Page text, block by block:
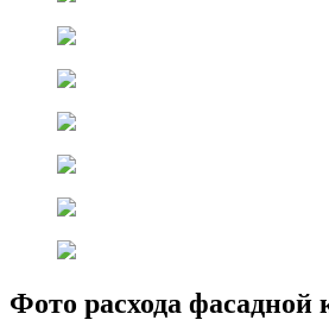
Фото расхода фасадной